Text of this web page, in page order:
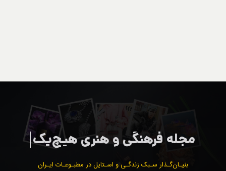
بنیـان‌گـذار سـبک زندگـی و اسـتایل در مطبـوعـات ایـران